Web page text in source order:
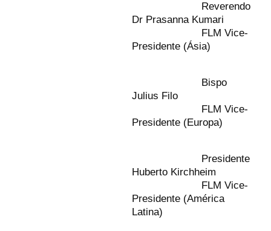
Reverendo
Dr Prasanna Kumari
FLM Vice-
Presidente (Ásia)
Bispo
Julius Filo
FLM Vice-
Presidente (Europa)
Presidente
Huberto Kirchheim
FLM Vice-
Presidente (América
Latina)